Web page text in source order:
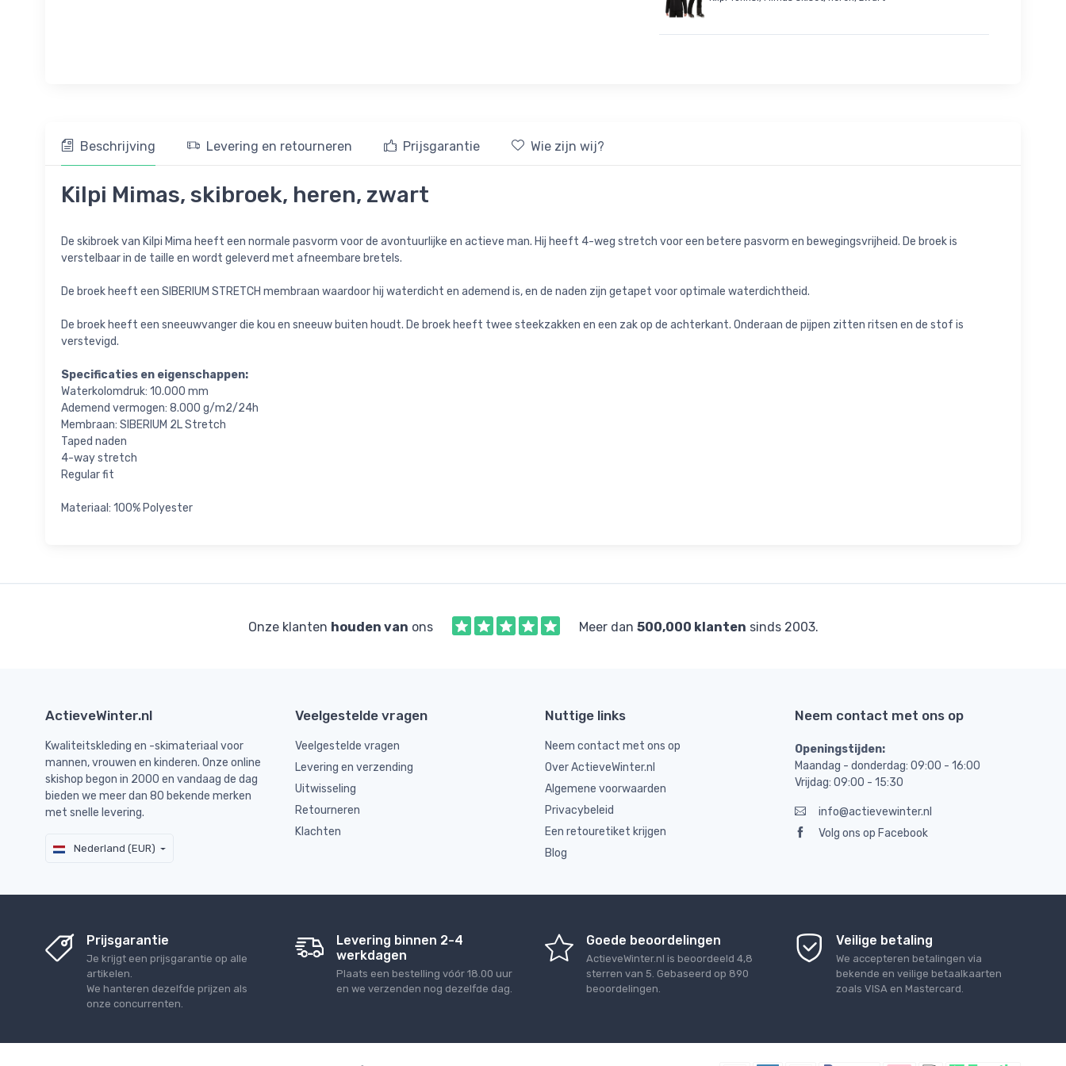
Beschrijving Levering en retourneren Prijsgarantie Wie zijn wij?
Kilpi Mimas, skibroek, heren, zwart
De skibroek van Kilpi Mima heeft een normale pasvorm voor de avontuurlijke en actieve man. Hij heeft 4-weg stretch voor een betere pasvorm en bewegingsvrijheid. De broek is
verstelbaar in de taille en wordt geleverd met afneembare bretels.
De broek heeft een SIBERIUM STRETCH membraan waardoor hij waterdicht en ademend is, en de naden zijn getapet voor optimale waterdichtheid.
De broek heeft een sneeuwvanger die kou en sneeuw buiten houdt. De broek heeft twee steekzakken en een zak op de achterkant. Onderaan de pijpen zitten ritsen en de stof is
verstevigd.
Specificaties en eigenschappen:
Waterkolomdruk: 10.000 mm
Ademend vermogen: 8.000 g/m2/24h
Membraan: SIBERIUM 2L Stretch
Taped naden
4-way stretch
Regular fit
Materiaal: 100% Polyester
Onze klanten houden van ons Meer dan 500,000 klanten sinds 2003.
ActieveWinter.nl
Kwaliteitskleding en -skimateriaal voor
mannen, vrouwen en kinderen. Onze online
skishop begon in 2000 en vandaag de dag
bieden we meer dan 80 bekende merken
met snelle levering.
Nederland (EUR)
Veelgestelde vragen
Veelgestelde vragen
Levering en verzending
Uitwisseling
Retourneren
Klachten
Nuttige links
Neem contact met ons op
Over ActieveWinter.nl
Algemene voorwaarden
Privacybeleid
Een retouretiket krijgen
Blog
Neem contact met ons op
Openingstijden:
Maandag - donderdag: 09:00 - 16:00
Vrijdag: 09:00 - 15:30
info@actievewinter.nl
Volg ons op Facebook
Prijsgarantie
Je krijgt een prijsgarantie op alle
artikelen.
We hanteren dezelfde prijzen als
onze concurrenten.
Levering binnen 2-4
werkdagen
Plaats een bestelling vóór 18.00 uur
en we verzenden nog dezelfde dag.
Goede beoordelingen
ActieveWinter.nl is beoordeeld 4,8
sterren van 5. Gebaseerd op 890
beoordelingen.
Veilige betaling
We accepteren betalingen via
bekende en veilige betaalkaarten
zoals VISA en Mastercard.